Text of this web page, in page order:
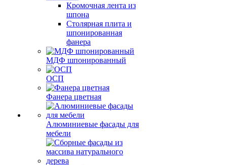
Кромочная лента из
шпона
Столярная плита и
шпонированная
фанера
МДФ шпонированный
ОСП
Фанера цветная
Алюминиевые фасады для
мебели